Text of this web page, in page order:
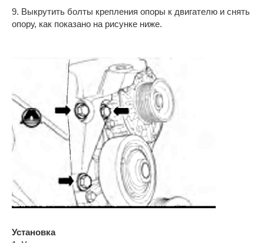
9. Выкрутить болты крепления опоры к двигателю и снять
опору, как показано на рисунке ниже.
Установка